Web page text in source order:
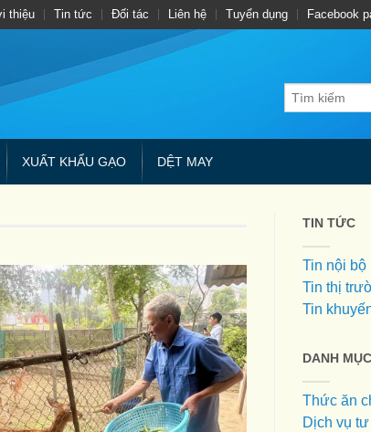
thiệu Tin tức Đối tác Liên hệ Tuyển dụng Facebook
XUẤT KHẨU GẠO DỆT MAY
TIN TỨC
Tin nội bộ
Tin thị
Tin
DANH
Thức ăn
Dịch vụ